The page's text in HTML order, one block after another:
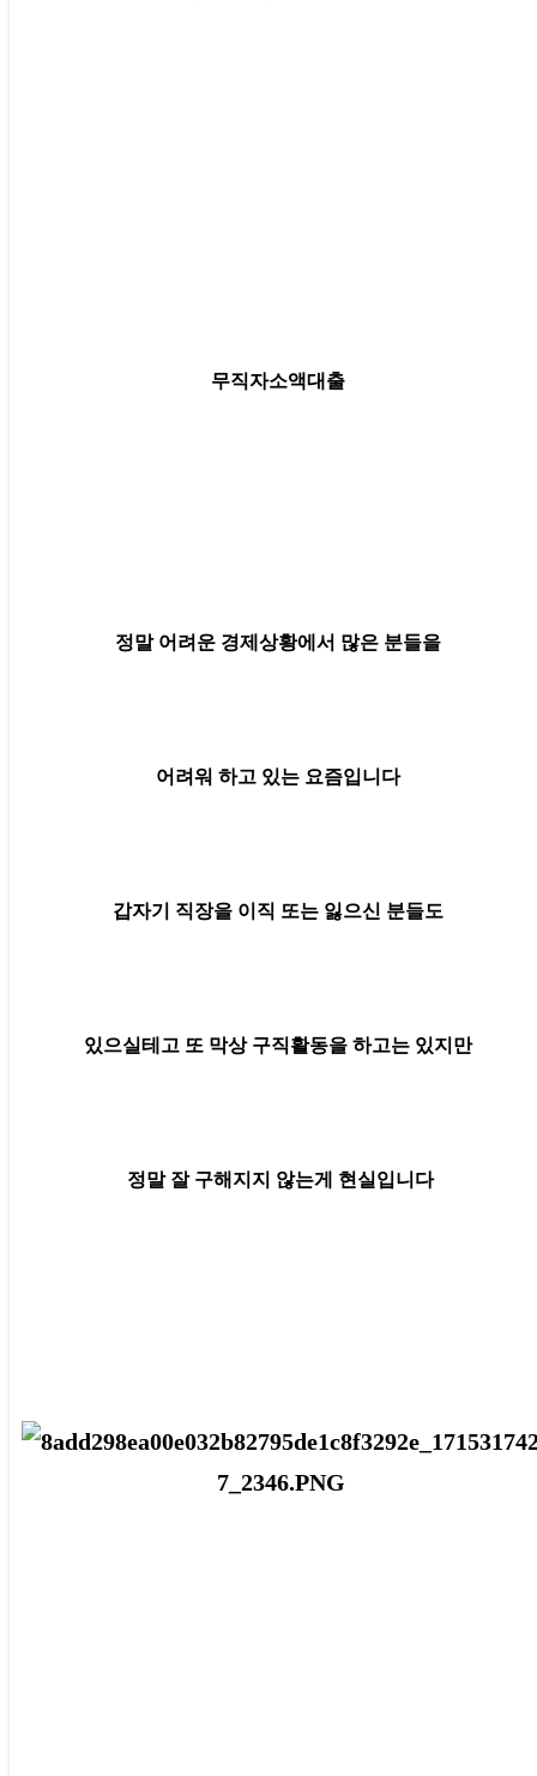
무직자소액대출
정말 어려운 경제상황에서 많은 분들을
어려워 하고 있는 요즘입니다
갑자기 직장을 이직 또는 잃으신 분들도
있으실테고 또 막상 구직활동을 하고는 있지만
정말 잘 구해지지 않는게 현실입니다